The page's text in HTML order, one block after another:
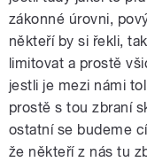
zákonné úrovni,
někteří by si řekli,
limitovat a prostě
jestli je mezi námi
prostě s tou zbraní
ostatní se budeme
že někteří z nás tu